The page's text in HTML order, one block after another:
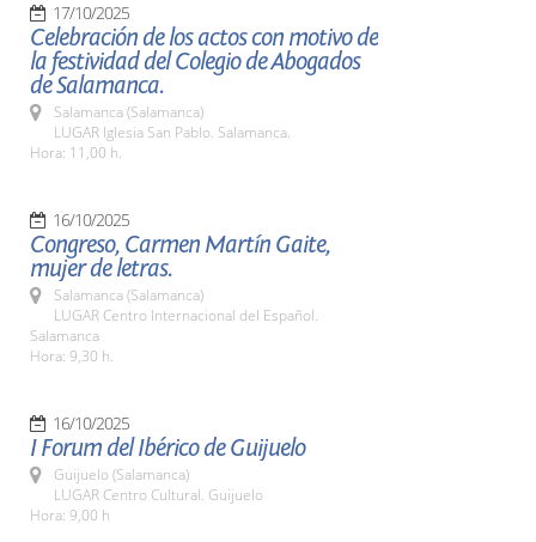
17/10/2025
Celebración de los actos con motivo de
la festividad del Colegio de Abogados
de Salamanca.
Salamanca (Salamanca)
LUGAR Iglesia San Pablo. Salamanca.
Hora: 11,00 h.
16/10/2025
Congreso, Carmen Martín Gaite,
mujer de letras.
Salamanca (Salamanca)
LUGAR Centro Internacional del Español.
Salamanca
Hora: 9,30 h.
16/10/2025
I Forum del Ibérico de Guijuelo
Guijuelo (Salamanca)
LUGAR Centro Cultural. Guijuelo
Hora: 9,00 h